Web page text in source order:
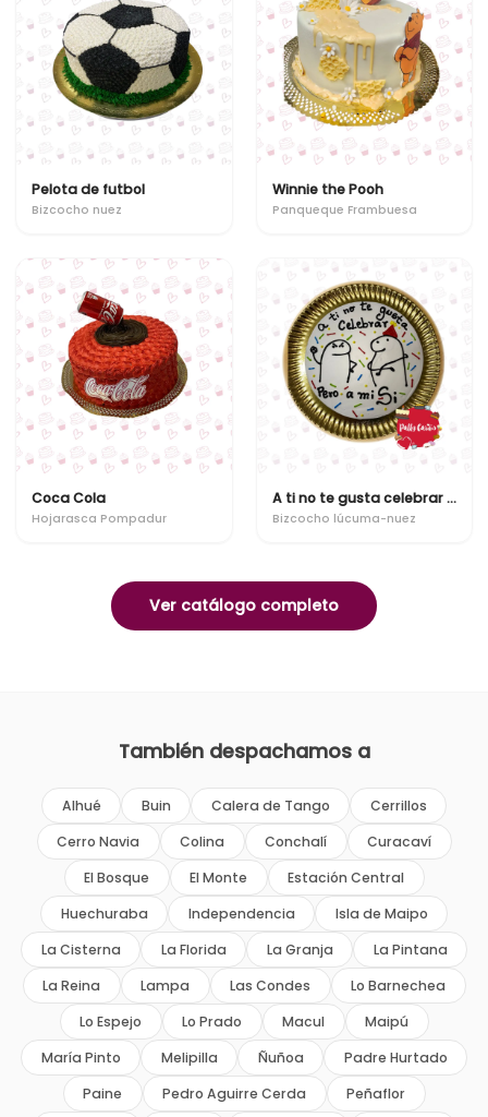
Pelota de futbol
Bizcocho nuez
Winnie the Pooh
Panqueque Frambuesa
Coca Cola
Hojarasca Pompadur
A ti no te gusta celebrar pero a mi si
Bizcocho lúcuma-nuez
Ver catálogo completo
También despachamos a
Alhué Buin Calera de Tango
Cerrillos
Cerro Navia
Colina Conchalí
Curacaví
El Bosque
El Monte
Estación Central
Huechuraba
Independencia
Isla de Maipo
La Cisterna
La Florida La Granja
La Pintana
La Reina
Lampa Las Condes
Lo Barnechea
Lo Espejo
Lo Prado Macul
Maipú
María Pinto
Melipilla Ñuñoa
Padre Hurtado
Paine
Pedro Aguirre Cerda Peñaflor